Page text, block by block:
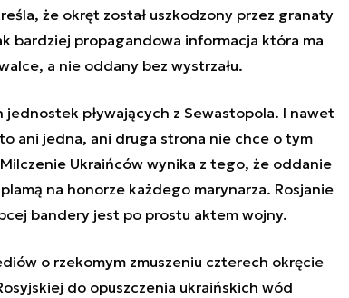
że okręt został uszkodzony przez granaty
bardziej propagandowa informacja która ma
a nie oddany bez wystrzału.
pływających z Sewastopola. I nawet
ani jedna, ani druga strona nie chce o tym
Ukraińców wynika z tego, że oddanie
na honorze każdego marynarza. Rosjanie
bandery jest po prostu aktem wojny.
o rzekomym zmuszeniu czterech okręcie
do opuszczenia ukraińskich wód